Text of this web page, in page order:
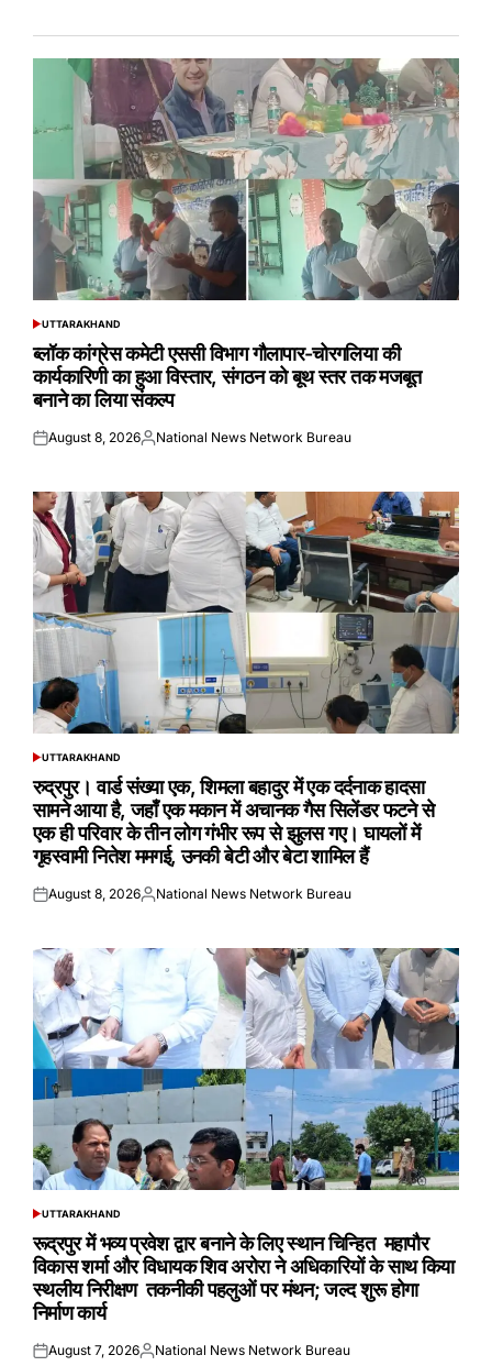
POSTED
UTTARAKHAND
ब्लॉक कांग्रेस कमेटी एससी विभाग गौलापार-चोरगलिया की
कार्यकारिणी का हुआ विस्तार, संगठन को बूथ स्तर तक मजबूत
बनाने का लिया संकल्प
Posted
August 8, 2026Posted
National News Network Bureau
POSTED
UTTARAKHAND
रुद्रपुर। वार्ड संख्या एक, शिमला बहादुर में एक दर्दनाक हादसा
सामने आया है, जहाँ एक मकान में अचानक गैस सिलेंडर फटने से
एक ही परिवार के तीन लोग गंभीर रूप से झुलस गए। घायलों में
गृहस्वामी नितेश ममगई, उनकी बेटी और बेटा शामिल हैं
Posted
August 8, 2026Posted
National News Network Bureau
POSTED
UTTARAKHAND
रूद्रपुर में भव्य प्रवेश द्वार बनाने के लिए स्थान चिन्हित महापौर
विकास शर्मा और विधायक शिव अरोरा ने अधिकारियों के साथ किया
स्थलीय निरीक्षण तकनीकी पहलुओं पर मंथन; जल्द शुरू होगा
निर्माण कार्य
Posted
August 7, 2026Posted
National News Network Bureau